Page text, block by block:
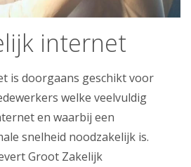
internet
is doorgaans geschikt voor
welke veelvuldig
en waarbij een
snelheid noodzakelijk is.
Groot Zakelijk